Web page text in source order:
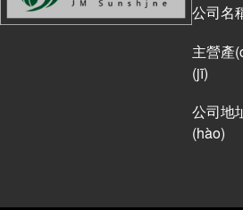
公司名
主營產
(jī)
公司地
(hào)